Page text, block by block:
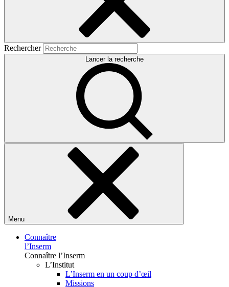
Rechercher
Lancer la recherche
Menu
Connaître
l’Inserm
Connaître l’Inserm
L’Institut
L’Inserm en un coup d’œil
Missions